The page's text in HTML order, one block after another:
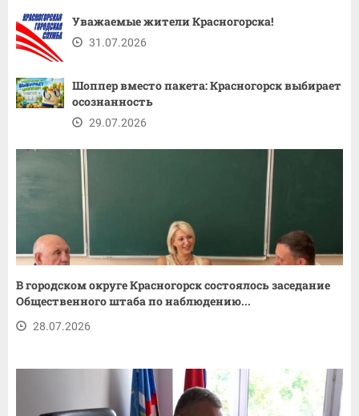
Уважаемые жители Красногорска!
31.07.2026
Шоппер вместо пакета: Красногорск выбирает
осознанность
29.07.2026
В городском округе Красногорск состоялось заседание
Общественного штаба по наблюдению...
28.07.2026